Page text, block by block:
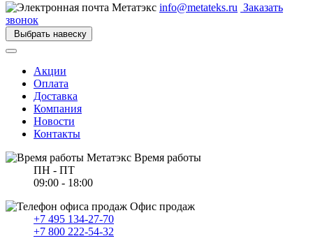
info@metateks.ru Заказать
звонок
Выбрать навеску
Акции
Оплата
Доставка
Компания
Новости
Контакты
Время работы
ПН - ПТ
09:00 - 18:00
Офис продаж
+7 495 134-27-70
+7 800 222-54-32